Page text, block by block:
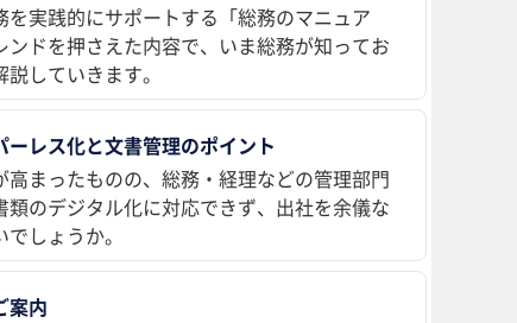
実践的にサポートする「総務のマニュア
ドを押さえた内容で、いま総務が知ってお
していきます。
レス化と文書管理のポイント
まったものの、総務・経理などの管理部門
のデジタル化に対応できず、出社を余儀な
しょうか。
案内